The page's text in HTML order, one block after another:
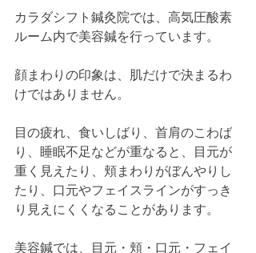
カラダシフト鍼灸院では、高気圧酸素
ルーム内で美容鍼を行っています。
顔まわりの印象は、肌だけで決まるわ
けではありません。
目の疲れ、食いしばり、首肩のこわば
り、睡眠不足などが重なると、目元が
重く見えたり、頬まわりがぼんやりし
たり、口元やフェイスラインがすっき
り見えにくくなることがあります。
美容鍼では、目元・頬・口元・フェイ